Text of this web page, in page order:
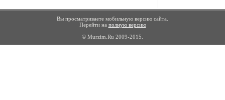
Вы просматриваете мобильную версию сайта.
Перейти на полную версию
© Murzim.Ru 2009-2015.